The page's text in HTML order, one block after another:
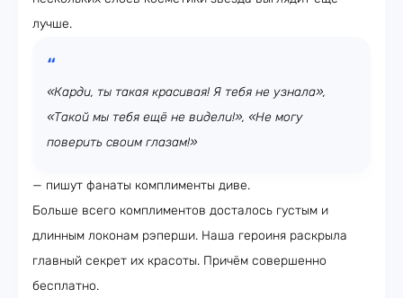
лучше.
«Карди, ты такая красивая! Я тебя не узнала»,
«Такой мы тебя ещё не видели!», «Не могу
поверить своим глазам!»
— пишут фанаты комплименты диве.
Больше всего комплиментов досталось густым и
длинным локонам рэперши. Наша героиня раскрыла
главный секрет их красоты. Причём совершенно
бесплатно.